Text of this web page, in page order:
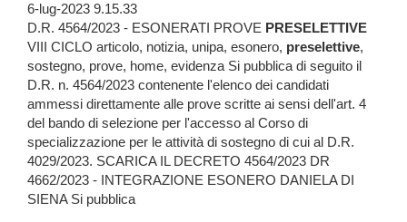
6-lug-2023 9.15.33
D.R. 4564/2023 - ESONERATI PROVE PRESELETTIVE
VIII CICLO articolo, notizia, unipa, esonero, preselettive,
sostegno, prove, home, evidenza Si pubblica di seguito il
D.R. n. 4564/2023 contenente l'elenco dei candidati
ammessi direttamente alle prove scritte ai sensi dell'art. 4
del bando di selezione per l'accesso al Corso di
specializzazione per le attività di sostegno di cui al D.R.
4029/2023. SCARICA IL DECRETO 4564/2023 DR
4662/2023 - INTEGRAZIONE ESONERO DANIELA DI
SIENA Si pubblica